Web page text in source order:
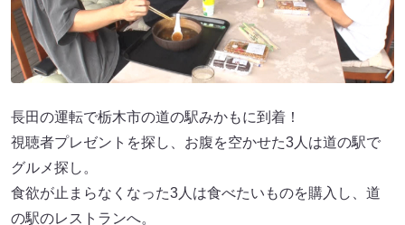
長田の運転で栃木市の道の駅みかもに到着！
視聴者プレゼントを探し、お腹を空かせた3人は道の駅で
グルメ探し。
食欲が止まらなくなった3人は食べたいものを購入し、道
の駅のレストランへ。